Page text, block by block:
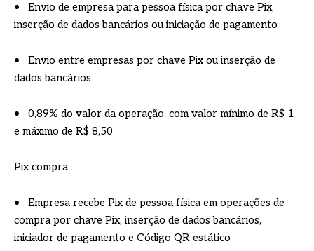
• Envio de empresa para pessoa física por chave Pix,
inserção de dados bancários ou iniciação de pagamento
• Envio entre empresas por chave Pix ou inserção de
dados bancários
• 0,89% do valor da operação, com valor mínimo de R$ 1
e máximo de R$ 8,50
Pix compra
• Empresa recebe Pix de pessoa física em operações de
compra por chave Pix, inserção de dados bancários,
iniciador de pagamento e Código QR estático